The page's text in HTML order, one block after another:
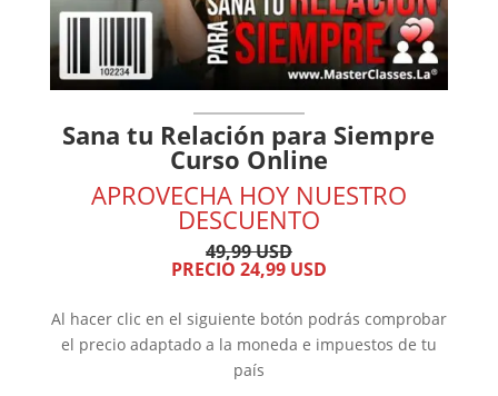
Sana tu Relación para Siempre
Curso Online
APROVECHA HOY NUESTRO
DESCUENTO
49,99 USD
PRECIO 24,99 USD
Al hacer clic en el siguiente botón podrás comprobar
el precio adaptado a la moneda e impuestos de tu
país